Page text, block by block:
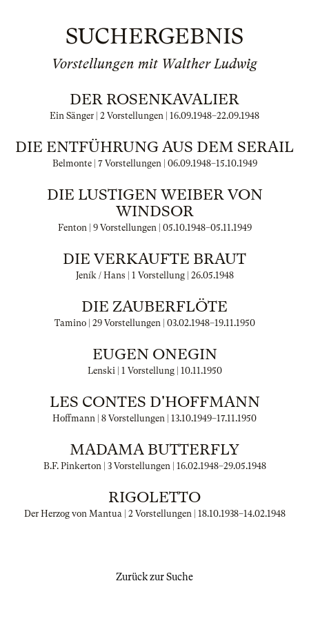
SUCHERGEBNIS
Vorstellungen mit Walther Ludwig
DER ROSENKAVALIER
Ein Sänger | 2 Vorstellungen | 16.09.1948–22.09.1948
DIE ENTFÜHRUNG AUS DEM SERAIL
Belmonte | 7 Vorstellungen | 06.09.1948–15.10.1949
DIE LUSTIGEN WEIBER VON
WINDSOR
Fenton | 9 Vorstellungen | 05.10.1948–05.11.1949
DIE VERKAUFTE BRAUT
Jeník / Hans | 1 Vorstellung | 26.05.1948
DIE ZAUBERFLÖTE
Tamino | 29 Vorstellungen | 03.02.1948–19.11.1950
EUGEN ONEGIN
Lenski | 1 Vorstellung | 10.11.1950
LES CONTES D'HOFFMANN
Hoffmann | 8 Vorstellungen | 13.10.1949–17.11.1950
MADAMA BUTTERFLY
B.F. Pinkerton | 3 Vorstellungen | 16.02.1948–29.05.1948
RIGOLETTO
Der Herzog von Mantua | 2 Vorstellungen | 18.10.1938–14.02.1948
Zurück zur Suche